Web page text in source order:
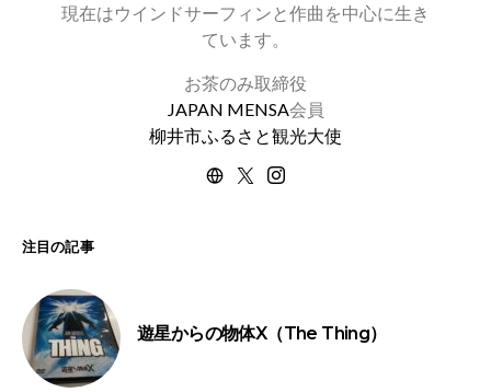
現在はウインドサーフィンと作曲を中心に生き
ています。
お茶のみ取締役
JAPAN MENSA会員
柳井市ふるさと観光大使
注目の記事
遊星からの物体X（The Thing）